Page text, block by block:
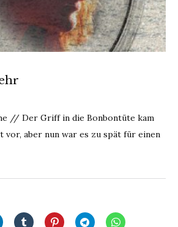
// Der Griff in die Bonbontüte kam
vor, aber nun war es zu spät für einen